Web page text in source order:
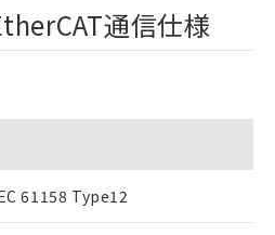
通信仕様
61158 Type12